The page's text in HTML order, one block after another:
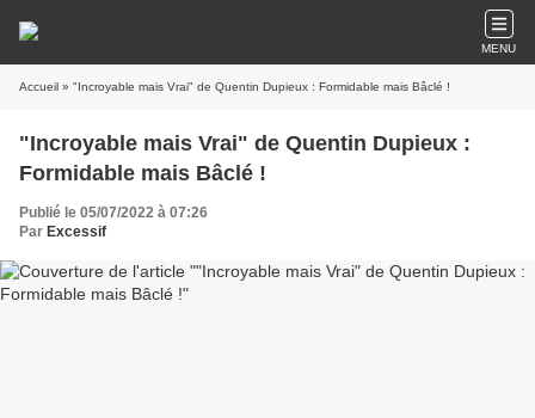
MENU
Accueil » "Incroyable mais Vrai" de Quentin Dupieux : Formidable mais Bâclé !
"Incroyable mais Vrai" de Quentin Dupieux :
Formidable mais Bâclé !
Publié le 05/07/2022 à 07:26
Par Excessif